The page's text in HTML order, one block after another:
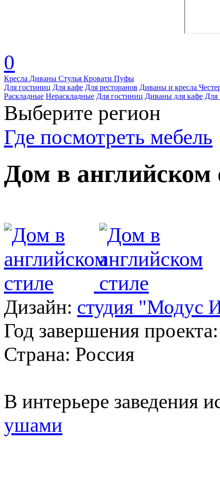
0
Кресла Диваны Стулья Кровати Пуфы
Для гостиниц Для кафе Для ресторанов Диваны и кресла
Раскладные Нераскладные Для гостиниц Диваны для кафе Для
Выберите регион
Где посмотреть мебель
Дом в английском
Дизайн: студия "Модус
Год завершения
Страна: Россия
В интерьере заведения
ушами